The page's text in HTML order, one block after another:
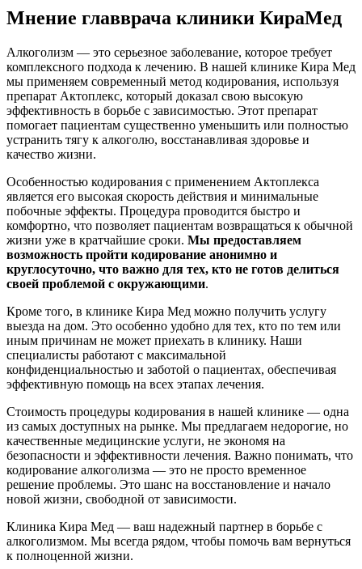
Мнение главврача клиники КираМед
Алкоголизм — это серьезное заболевание, которое требует
комплексного подхода к лечению. В нашей клинике Кира Мед
мы применяем современный метод кодирования, используя
препарат Актоплекс, который доказал свою высокую
эффективность в борьбе с зависимостью. Этот препарат
помогает пациентам существенно уменьшить или полностью
устранить тягу к алкоголю, восстанавливая здоровье и
качество жизни.
Особенностью кодирования с применением Актоплекса
является его высокая скорость действия и минимальные
побочные эффекты. Процедура проводится быстро и
комфортно, что позволяет пациентам возвращаться к обычной
жизни уже в кратчайшие сроки. Мы предоставляем
возможность пройти кодирование анонимно и
круглосуточно, что важно для тех, кто не готов делиться
своей проблемой с окружающими.
Кроме того, в клинике Кира Мед можно получить услугу
выезда на дом. Это особенно удобно для тех, кто по тем или
иным причинам не может приехать в клинику. Наши
специалисты работают с максимальной
конфиденциальностью и заботой о пациентах, обеспечивая
эффективную помощь на всех этапах лечения.
Стоимость процедуры кодирования в нашей клинике — одна
из самых доступных на рынке. Мы предлагаем недорогие, но
качественные медицинские услуги, не экономя на
безопасности и эффективности лечения. Важно понимать, что
кодирование алкоголизма — это не просто временное
решение проблемы. Это шанс на восстановление и начало
новой жизни, свободной от зависимости.
Клиника Кира Мед — ваш надежный партнер в борьбе с
алкоголизмом. Мы всегда рядом, чтобы помочь вам вернуться
к полноценной жизни.